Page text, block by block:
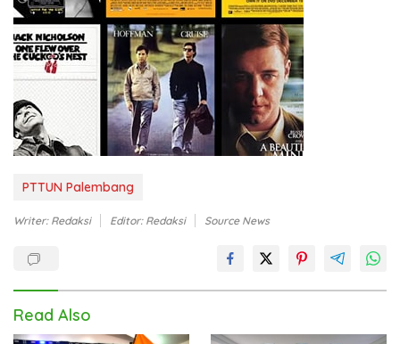
PTTUN Palembang
Writer: Redaksi Editor: Redaksi Source News
Read Also